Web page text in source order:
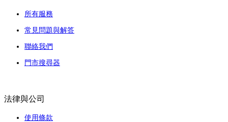
所有服務
常見問題與解答
聯絡我們
門市搜尋器
法律與公司
使用條款